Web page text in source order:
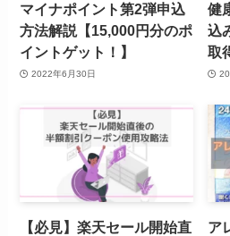
マイナポイント第2弾申込
方法解説【15,000円分のポ
イントゲット！】
2022年6月30日
健
込
取
【必見】楽天セール開始直
ア